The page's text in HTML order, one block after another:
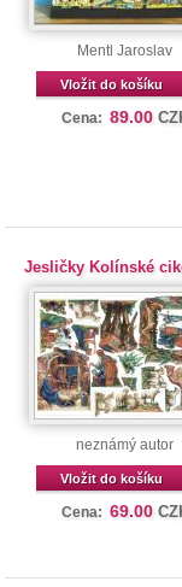
Mentl Jaroslav
Vložit do košíku
Cena: 89.00
Jesličky Kolínské
neznámý autor
Vložit do košíku
Cena: 69.00